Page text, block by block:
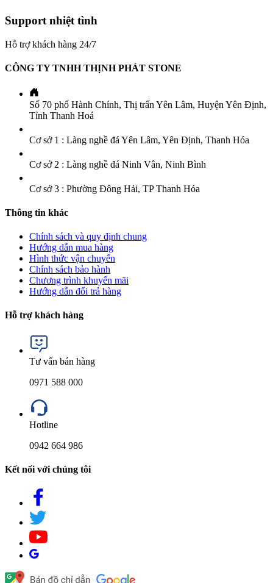
Support nhiệt tình
Hỗ trợ khách hàng 24/7
CÔNG TY TNHH THỊNH PHÁT STONE
Số 70 phố Hành Chính, Thị trấn Yên Lâm, Huyện Yên Định,
Tỉnh Thanh Hoá
Cơ sở 1 : Làng nghề đá Yên Lâm, Yên Định, Thanh Hóa
Cơ sở 2 : Làng nghề đá Ninh Vân, Ninh Bình
Cơ sở 3 : Phường Đông Hải, TP Thanh Hóa
Thông tin khác
Chính sách và quy định chung
Hướng dẫn mua hàng
Hình thức vận chuyển
Chính sách bảo hành
Chương trình khuyến mãi
Hướng dẫn đổi trả hàng
Hỗ trợ khách hàng
Tư vấn bán hàng
0971 588 000
Hotline
0942 664 986
Kết nối với chúng tôi